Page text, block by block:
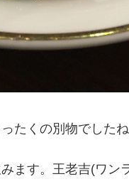
たくの別物でしたね
ます。王老吉(ワン